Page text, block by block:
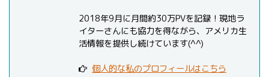
2018年9月に月間約30万PVを記録！現地ラ
イターさんにも協力を得ながら、アメリカ生
活情報を提供し続けています(^^)
個人的な私のプロフィールはこちら